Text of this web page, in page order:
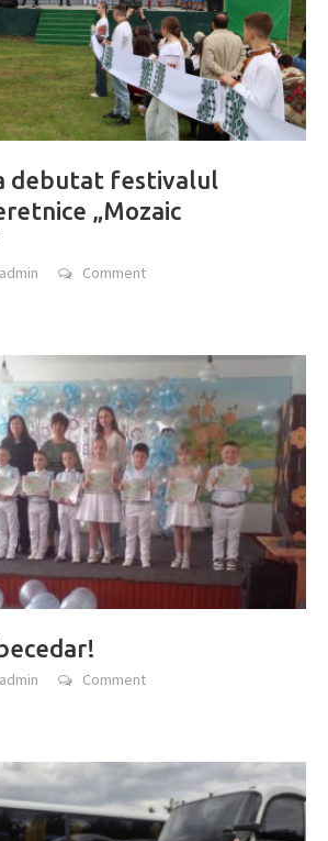
debutat festivalul
„Mozaic
admin Comment
admin Comment